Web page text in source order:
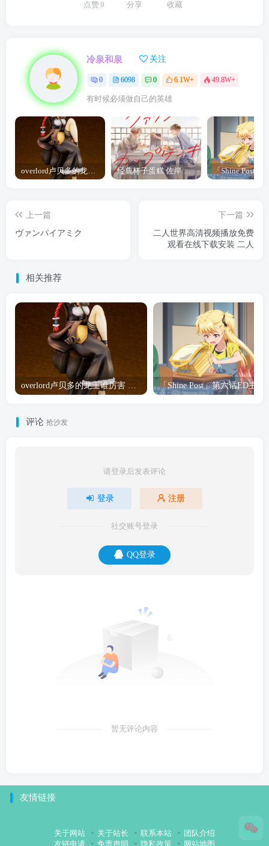
点赞9 分享 收藏
冷泉和泉 关注
0 6098 0 6.1W+ 49.8W+
有时候必须做自己的英雄
overlord卢贝多的龙王谁厉害 「Overlord」露普斯蕾琪娜·贝塔手办开订 经典杯子蛋糕 佐岸 漫画「经典杯子蛋糕」宣布真人日剧化
上一篇
ヴァンパイアミク
下一篇
二人世界高清视频播放免费
观看在线下载安装 二人
相关推荐
评论 抢沙发
请登录后发表评论
登录 注册
社交账号登录
QQ登录
暂无评论内容
友情链接
关于网站 关于站长 联系本站
团队介绍
友链申请
免责声明 隐私政策 网站地图